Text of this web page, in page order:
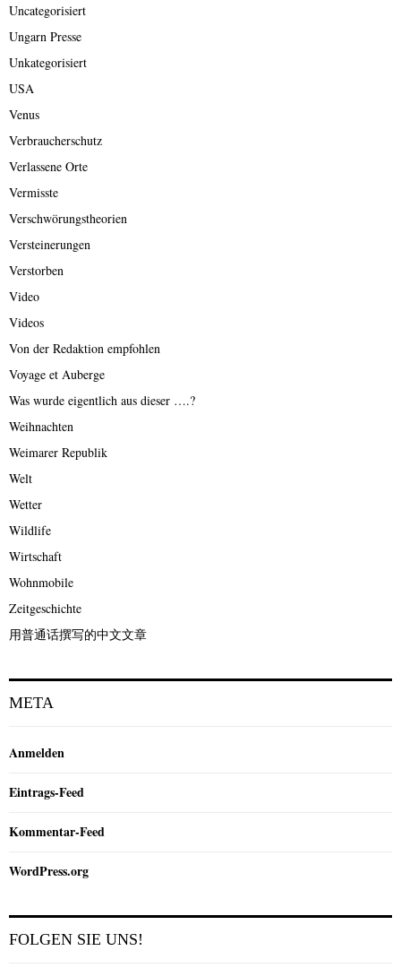
Uncategorisiert
Ungarn Presse
Unkategorisiert
USA
Venus
Verbraucherschutz
Verlassene Orte
Vermisste
Verschwörungstheorien
Versteinerungen
Verstorben
Video
Videos
Von der Redaktion empfohlen
Voyage et Auberge
Was wurde eigentlich aus dieser ….?
Weihnachten
Weimarer Republik
Welt
Wetter
Wildlife
Wirtschaft
Wohnmobile
Zeitgeschichte
用普通话撰写的中文文章
META
Anmelden
Eintrags-Feed
Kommentar-Feed
WordPress.org
FOLGEN SIE UNS!